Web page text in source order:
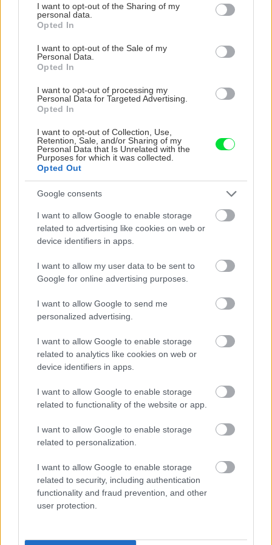
not limited to your visit or usage behaviour. You may click to
grant or deny consent to Google and its third-party tags to
use your data for below specified purposes in below Google
consent section.
I want to opt-out of the Sharing of my
personal data.
Opted In
I want to opt-out of the Sale of my
Personal Data.
Opted In
I want to opt-out of processing my
Personal Data for Targeted Advertising.
Opted In
I want to opt-out of Collection, Use,
Retention, Sale, and/or Sharing of my
Personal Data that Is Unrelated with the
Purposes for which it was collected.
Opted Out
Google consents
I want to allow Google to enable storage
related to advertising like cookies on web or
device identifiers in apps.
I want to allow my user data to be sent to
Google for online advertising purposes.
I want to allow Google to send me
personalized advertising.
I want to allow Google to enable storage
related to analytics like cookies on web or
device identifiers in apps.
I want to allow Google to enable storage
related to functionality of the website or app.
I want to allow Google to enable storage
related to personalization.
I want to allow Google to enable storage
related to security, including authentication
functionality and fraud prevention, and other
user protection.
Vnútorné žalúzie sú v 40-stupňových
a ako to vyriešiť za pár eur?
s odlisťovaním funguje aj cez leto, ale pozor na
chyby
Chcete dominantu interiéru, ktorá pritiahne
pohľady? Vyrobte si takéto masívne orechové
svietidlo
Ako dlho variť kukuricu? Tieto časové rozdiely
NAŠE ČASOPISY
UROB SI SÁM 7-8/2026
KDE SA DISKUTUJE